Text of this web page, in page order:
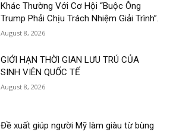
Khác Thường Với Cơ Hội “Buộc Ông
Trump Phải Chịu Trách Nhiệm Giải Trình”.
August 8, 2026
GIỚI HẠN THỜI GIAN LƯU TRÚ CỦA
SINH VIÊN QUỐC TẾ
August 8, 2026
Đề xuất giúp người Mỹ làm giàu từ bùng